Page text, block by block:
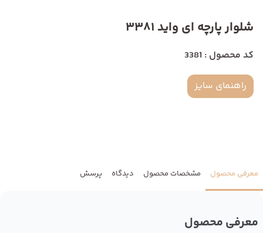
شلوار پارچه ای واید 3381
کد محصول : 3381
راهنمای سایز
معرفی محصول مشخصات محصول دیدگاه پرسش
معرفی محصول